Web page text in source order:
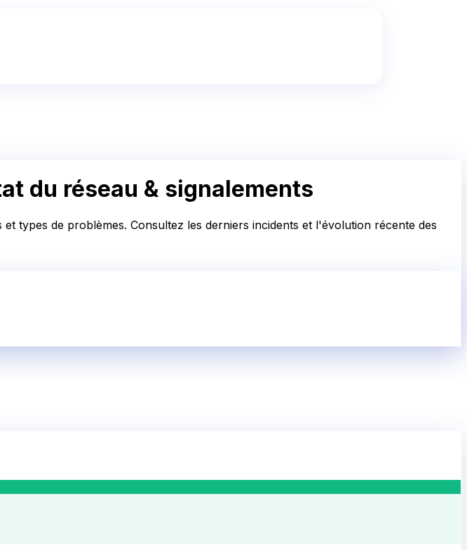
du réseau & signalements
types de problèmes. Consultez les derniers incidents et l'évolution récente des